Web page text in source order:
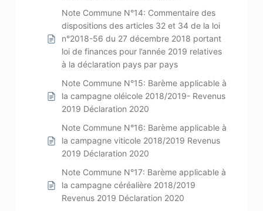
Note Commune N°14: Commentaire des
dispositions des articles 32 et 34 de la loi
n°2018-56 du 27 décembre 2018 portant
loi de finances pour l’année 2019 relatives
à la déclaration pays par pays
Note Commune N°15: Barème applicable à
la campagne oléicole 2018/2019- Revenus
2019 Déclaration 2020
Note Commune N°16: Barème applicable à
la campagne viticole 2018/2019 Revenus
2019 Déclaration 2020
Note Commune N°17: Barème applicable à
la campagne céréalière 2018/2019
Revenus 2019 Déclaration 2020